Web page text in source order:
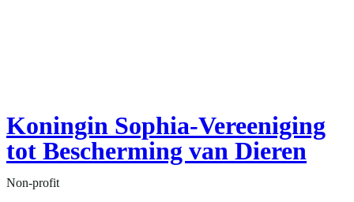
Koningin Sophia-Vereeniging
tot Bescherming van Dieren
Non-profit